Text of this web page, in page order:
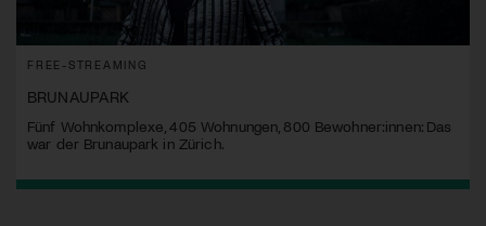
FREE-STREAMING
BRUNAUPARK
Fünf Wohnkomplexe, 405 Wohnungen, 800 Bewohner:innen: Das
war der Brunaupark in Zürich.